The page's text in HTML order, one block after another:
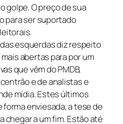
golpe. O preço de sua
para ser suportado
esquerdas diz respeito
abertas para por um
que vêm do PMDB,
e de analistas e
mídia. Estes últimos
forma enviesada, a tese de
chegar a um fim. Estão até